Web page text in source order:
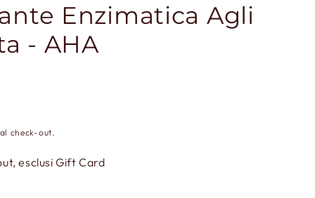
Enzimatica Agli
- AHA
check-out.
esclusi Gift Card